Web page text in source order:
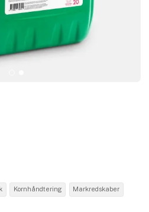
Kornhåndtering Markredskaber